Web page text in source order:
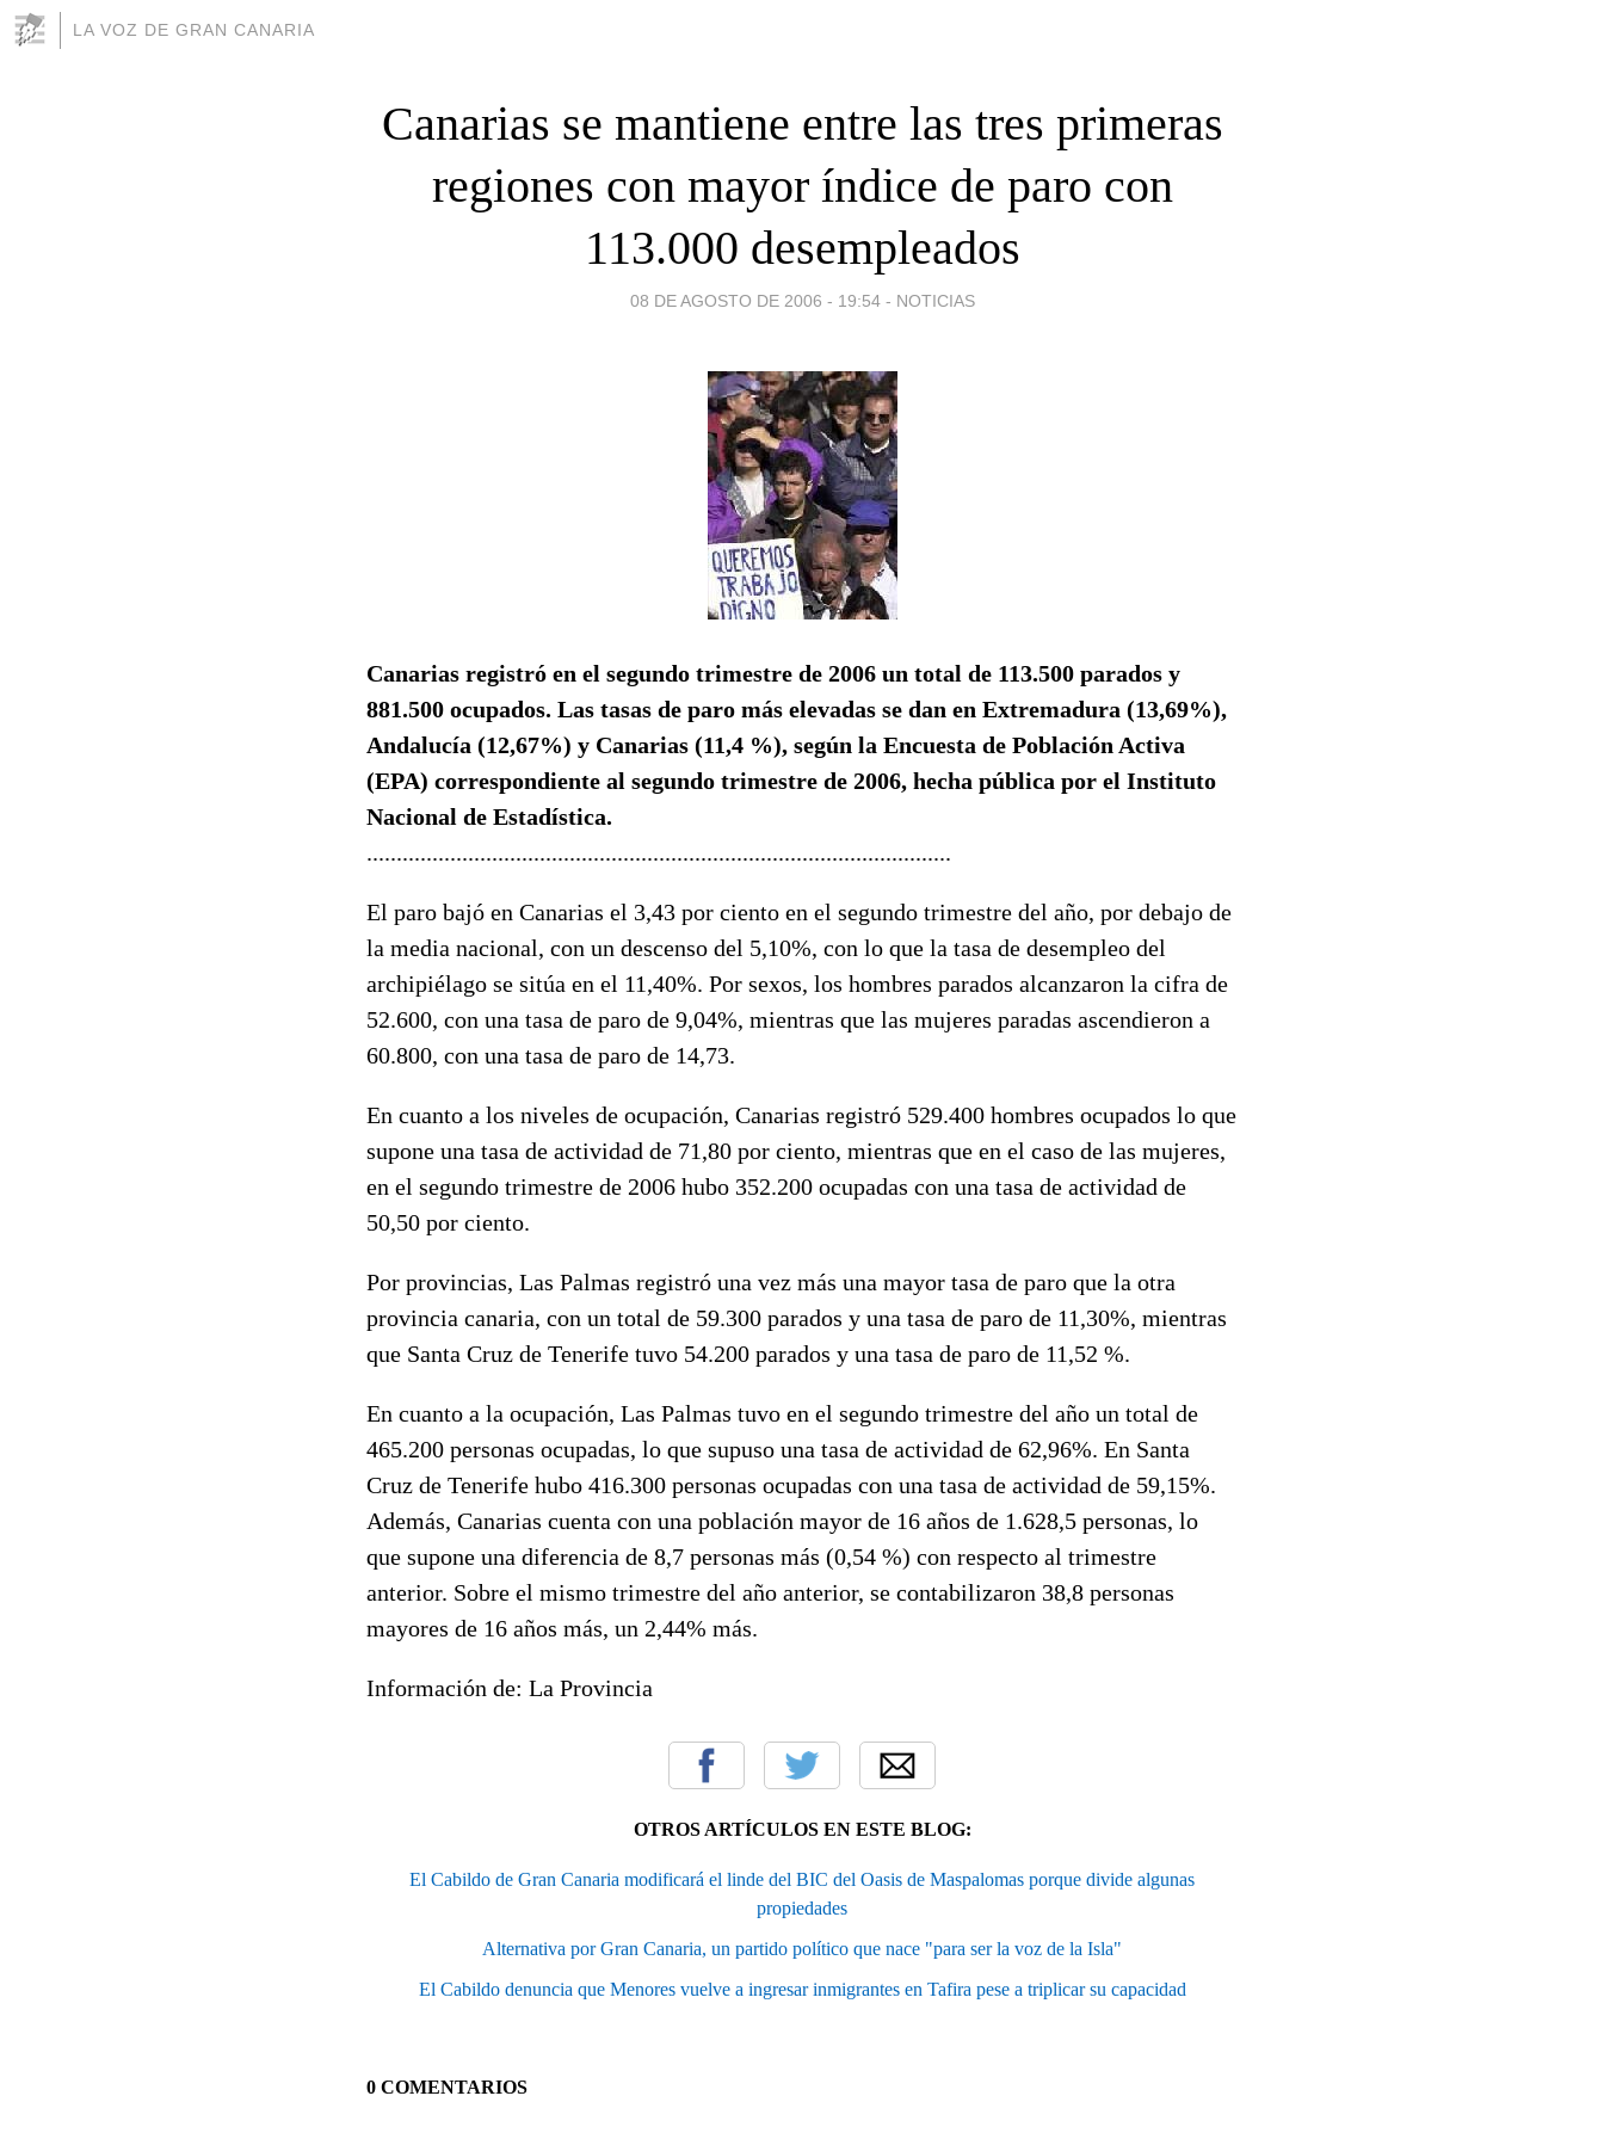
LA VOZ DE GRAN CANARIA
Canarias se mantiene entre las tres primeras
regiones con mayor índice de paro con
113.000 desempleados
08 DE AGOSTO DE 2006 - 19:54 - NOTICIAS
Canarias registró en el segundo trimestre de 2006 un total de 113.500 parados y
881.500 ocupados. Las tasas de paro más elevadas se dan en Extremadura (13,69%),
Andalucía (12,67%) y Canarias (11,4 %), según la Encuesta de Población Activa
(EPA) correspondiente al segundo trimestre de 2006, hecha pública por el Instituto
Nacional de Estadística.
..................................................................................................
El paro bajó en Canarias el 3,43 por ciento en el segundo trimestre del año, por debajo de
la media nacional, con un descenso del 5,10%, con lo que la tasa de desempleo del
archipiélago se sitúa en el 11,40%. Por sexos, los hombres parados alcanzaron la cifra de
52.600, con una tasa de paro de 9,04%, mientras que las mujeres paradas ascendieron a
60.800, con una tasa de paro de 14,73.
En cuanto a los niveles de ocupación, Canarias registró 529.400 hombres ocupados lo que
supone una tasa de actividad de 71,80 por ciento, mientras que en el caso de las mujeres,
en el segundo trimestre de 2006 hubo 352.200 ocupadas con una tasa de actividad de
50,50 por ciento.
Por provincias, Las Palmas registró una vez más una mayor tasa de paro que la otra
provincia canaria, con un total de 59.300 parados y una tasa de paro de 11,30%, mientras
que Santa Cruz de Tenerife tuvo 54.200 parados y una tasa de paro de 11,52 %.
En cuanto a la ocupación, Las Palmas tuvo en el segundo trimestre del año un total de
465.200 personas ocupadas, lo que supuso una tasa de actividad de 62,96%. En Santa
Cruz de Tenerife hubo 416.300 personas ocupadas con una tasa de actividad de 59,15%.
Además, Canarias cuenta con una población mayor de 16 años de 1.628,5 personas, lo
que supone una diferencia de 8,7 personas más (0,54 %) con respecto al trimestre
anterior. Sobre el mismo trimestre del año anterior, se contabilizaron 38,8 personas
mayores de 16 años más, un 2,44% más.
Información de: La Provincia
OTROS ARTÍCULOS EN ESTE BLOG:
El Cabildo de Gran Canaria modificará el linde del BIC del Oasis de Maspalomas porque divide algunas
propiedades
Alternativa por Gran Canaria, un partido político que nace "para ser la voz de la Isla"
El Cabildo denuncia que Menores vuelve a ingresar inmigrantes en Tafira pese a triplicar su capacidad
0 COMENTARIOS